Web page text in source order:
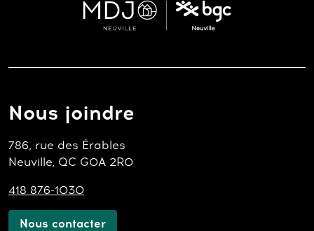
Nous joindre
786, rue des Érables
Neuville, QC G0A 2R0
418 876-1030
Nous contacter